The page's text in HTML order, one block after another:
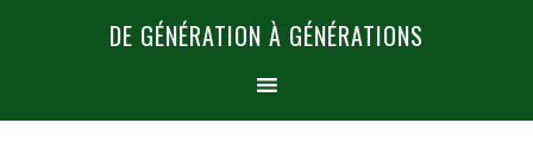
DE GÉNÉRATION À GÉNÉRATIONS